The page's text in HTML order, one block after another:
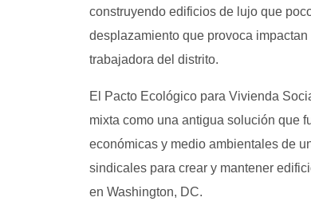
construyendo edificios de lujo que
desplazamiento que provoca
trabajadora del distrito.
El Pacto Ecológico para Vivienda
mixta como una antigua solución que
económicas y medio ambientales de
sindicales para crear y mantener
en Washington, DC.